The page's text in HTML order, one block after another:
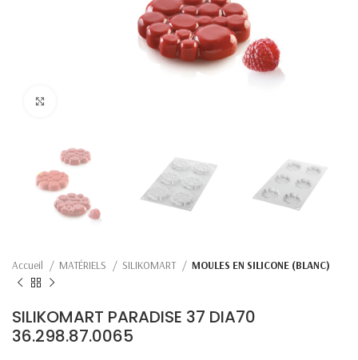
Accueil MATÉRIELS SILIKOMART MOULES EN SILICONE (BLANC)
SILIKOMART PARADISE 37 DIA70
36.298.87.0065